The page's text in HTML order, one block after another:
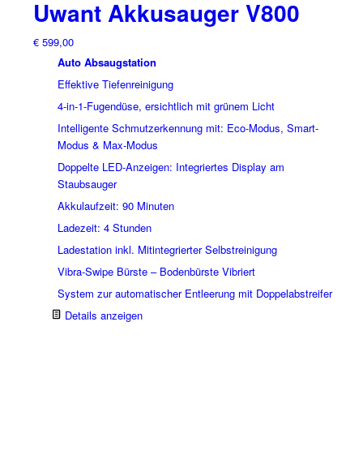
Uwant Akkusauger V800
€599,00
Auto Absaugstation
Effektive Tiefenreinigung
4-in-1-Fugendüse, ersichtlich mit grünem Licht
Intelligente Schmutzerkennung mit: Eco-Modus, Smart-
Modus & Max-Modus
Doppelte LED-Anzeigen: Integriertes Display am
Staubsauger
Akkulaufzeit: 90 Minuten
Ladezeit: 4 Stunden
Ladestation inkl. Mitintegrierter Selbstreinigung
Vibra-Swipe Bürste – Bodenbürste Vibriert
System zur automatischer Entleerung mit Doppelabstreifer
Details anzeigen